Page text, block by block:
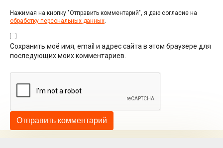
Нажимая на кнопку "Отправить комментарий", я даю согласие на
обработку персональных данных.
Сохранить моё имя, email и адрес сайта в этом браузере для
последующих моих комментариев.